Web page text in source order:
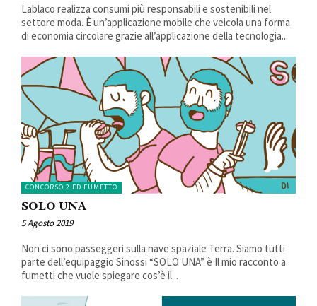
Lablaco realizza consumi più responsabili e sostenibili nel
settore moda. È un’applicazione mobile che veicola una forma
di economia circolare grazie all’applicazione della tecnologia...
CONCORSO 2 ED FUMETTO
SOLO UNA
5 Agosto 2019
Non ci sono passeggeri sulla nave spaziale Terra. Siamo tutti
parte dell’equipaggio Sinossi “SOLO UNA” è Il mio racconto a
fumetti che vuole spiegare cos’è il...